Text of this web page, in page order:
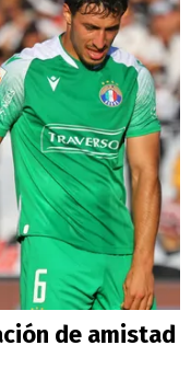
de amistad